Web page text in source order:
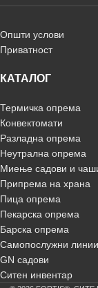
Општи услови
Приватност
КАТАЛОГ
Термичка опрема
Конвектомати
Разладна опрема
Неутрална опрема
Миење садови и
Припрема на храна
Пица опрема
Пекарска опрема
Барска опрема
Самопослужни линии
GN садови
Ситен инвентар